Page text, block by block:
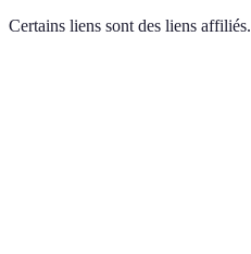
Certains liens sont des liens affiliés.